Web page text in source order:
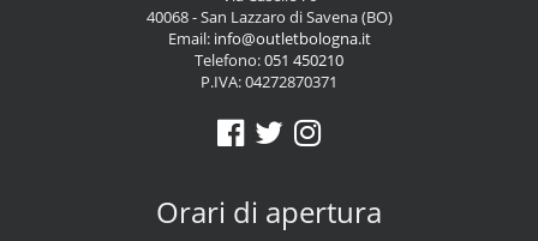
40068 - San Lazzaro di Savena (BO)
Email: info@outletbologna.it
Telefono:051 450210
P.IVA: 04272870371
Orari di apertura